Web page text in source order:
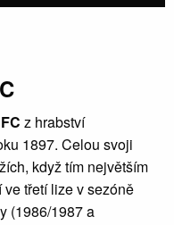
z hrabství
1897. Celou svoji
když tím největším
třetí lize v sezóně
(1986/1987 a